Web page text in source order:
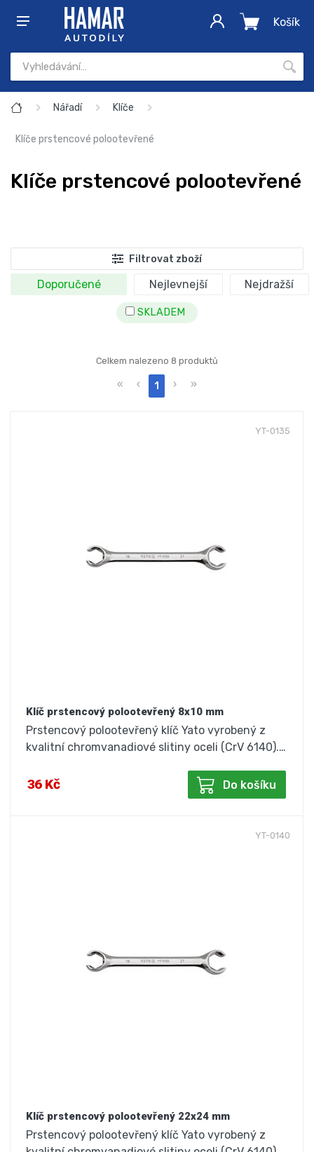
Košík
Nářadí Klíče
Klíče prstencové polootevřené
Klíče prstencové polootevřené
Filtrovat zboží
Doporučené Nejlevnejší Nejdražší
SKLADEM
Celkem nalezeno 8 produktů
« ‹ 1 › »
YT-0135
Klíč prstencový polootevřený 8x10 mm
Prstencový polootevřený klíč Yato vyrobený z
kvalitní chromvanadiové slitiny oceli (CrV 6140).…
36 Kč Do košíku
YT-0140
Klíč prstencový polootevřený 22x24 mm
Prstencový polootevřený klíč Yato vyrobený z